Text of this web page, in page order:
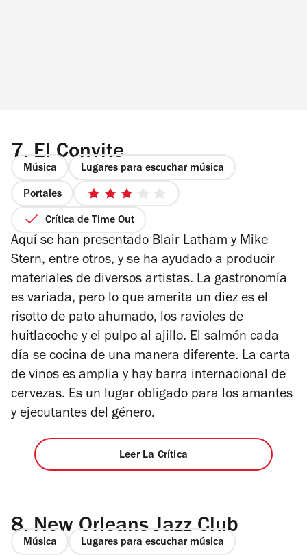
7. El Convite
Música Lugares para escuchar música
Portales
3
de
Crítica de Time Out
Aquí se han presentado Blair Latham y Mike
Stern, entre otros, y se ha ayudado a producir
materiales de diversos artistas. La gastronomía
es variada, pero lo que amerita un diez es el
risotto de pato ahumado, los ravioles de
huitlacoche y el pulpo al ajillo. El salmón cada
día se cocina de una manera diferente. La carta
de vinos es amplia y hay barra internacional de
cervezas. Es un lugar obligado para los amantes
y ejecutantes del género.
Leer La Crítica
8. New Orleans Jazz Club
Música Lugares para escuchar música